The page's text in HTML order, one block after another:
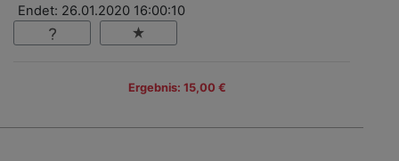
Endet: 26.01.2020 16:00:10
Ergebnis: 15,00 €